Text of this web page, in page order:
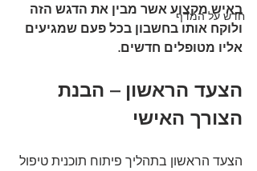
חדש על המדף
באיש מקצוע אשר מבין את הדגש הזה
ולוקח אותו בחשבון בכל פעם שמגיעים
אליו מטופלים חדשים.
הצעד הראשון – הבנת
הצורך האישי
הצעד הראשון בתהליך פיתוח תוכנית טיפול